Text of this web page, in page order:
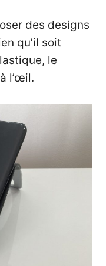
des designs
qu’il soit
le
l’œil.